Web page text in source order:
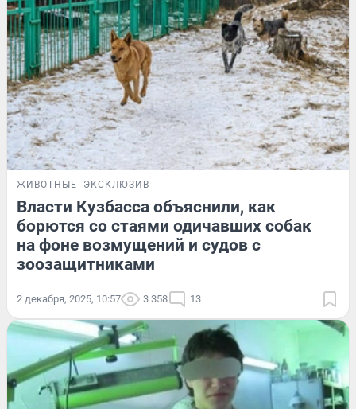
ЖИВОТНЫЕ ЭКСКЛЮЗИВ
Власти Кузбасса объяснили, как
борются со стаями одичавших собак
на фоне возмущений и судов с
зоозащитниками
2 декабря, 2025, 10:57 3 358 13